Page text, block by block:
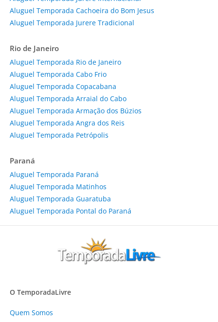
Aluguel Temporada Cachoeira do Bom Jesus
Aluguel Temporada Jurere Tradicional
Rio de Janeiro
Aluguel Temporada Rio de Janeiro
Aluguel Temporada Cabo Frio
Aluguel Temporada Copacabana
Aluguel Temporada Arraial do Cabo
Aluguel Temporada Armação dos Búzios
Aluguel Temporada Angra dos Reis
Aluguel Temporada Petrópolis
Paraná
Aluguel Temporada Paraná
Aluguel Temporada Matinhos
Aluguel Temporada Guaratuba
Aluguel Temporada Pontal do Paraná
O TemporadaLivre
Quem Somos